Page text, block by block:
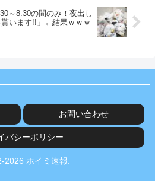
～8:30の間のみ！夜出し
います!!」←結果ｗｗｗ
お問い合わせ
バシーポリシー
2026 ホイミ速報.